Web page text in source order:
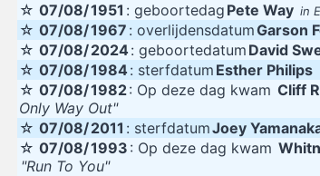
☆ 07/08/1951 : geboortedag Pete Way in
☆ 07/08/1967 : overlijdensdatumGarson
☆ 07/08/2024: geboortedatum David
☆ 07/08/1984 : sterfdatum Esther Philips
☆ 07/08/1982: Op deze dag kwam Cliff
Only Way Out"
☆ 07/08/2011 : sterfdatumJoey
☆ 07/08/1993 : Op deze dag kwam
"Run To You"